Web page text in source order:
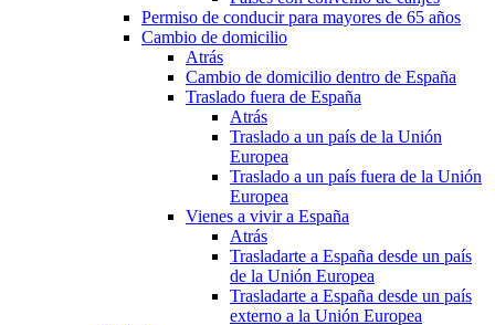
Permiso de conducir para mayores de 65 años
Cambio de domicilio
Atrás
Cambio de domicilio dentro de España
Traslado fuera de España
Atrás
Traslado a un país de la Unión
Europea
Traslado a un país fuera de la Unión
Europea
Vienes a vivir a España
Atrás
Trasladarte a España desde un país
de la Unión Europea
Trasladarte a España desde un país
externo a la Unión Europea